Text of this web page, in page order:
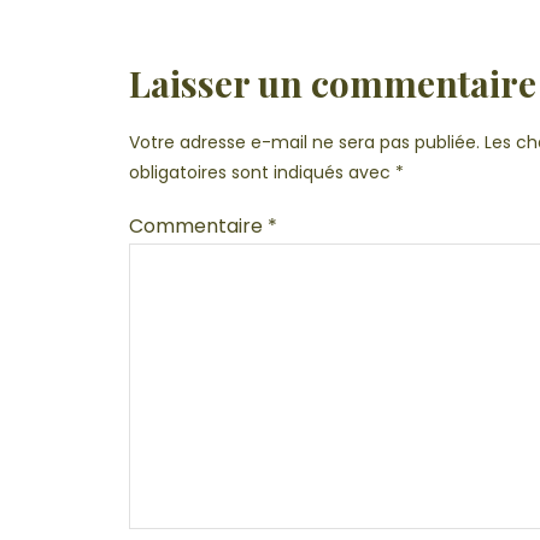
Laisser un commentaire
Votre adresse e-mail ne sera pas publiée. Les
obligatoires sont indiqués avec *
Commentaire *